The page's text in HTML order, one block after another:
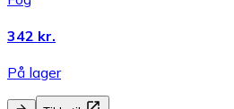
342 kr.
På lager